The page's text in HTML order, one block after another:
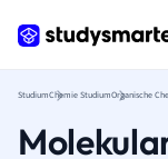
StudiumChemie StudiumOrganische